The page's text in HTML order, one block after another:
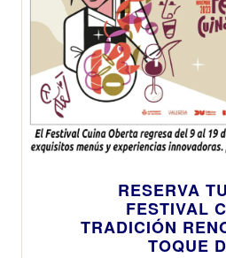
RESERVA
FESTIVAL
TRADICIÓN
TOQUE